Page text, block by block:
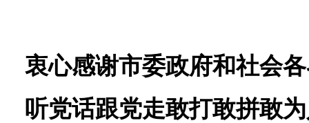
衷心感谢市委政府和社会
听党话跟党走敢打敢拼敢